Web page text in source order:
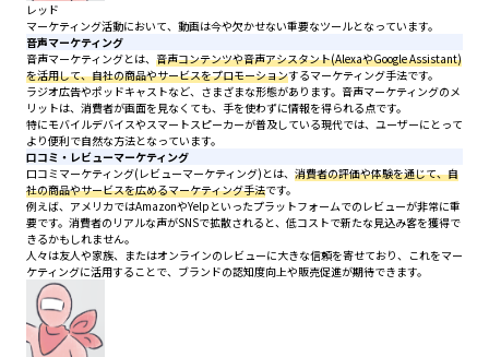
レッド
マーケティング活動において、動画は今や欠かせない重要なツールとなっています。
音声マーケティング
音声マーケティングとは、 音声コンテンツや音声アシスタント(AlexaやGoogle Assistant)
を活用して、自社の商品やサービスをプロモーションするマーケティング手法です。
ラジオ広告やポッドキャストなど、さまざまな形態があります。音声マーケティングのメ
リットは、消費者が画面を見なくても、手を使わずに情報を得られる点です。
特にモバイルデバイスやスマートスピーカーが普及している現代では、ユーザーにとって
より便利で自然な方法となっています。
口コミ・レビューマーケティング
口コミマーケティング(レビューマーケティング)とは、 消費者の評価や体験を通じて、自
社の商品やサービスを広めるマーケティング手法です。
例えば、アメリカではAmazonやYelpといったプラットフォームでのレビューが非常に重
要です。消費者のリアルな声がSNSで拡散されると、低コストで新たな見込み客を獲得で
きるかもしれません。
人々は友人や家族、またはオンラインのレビューに大きな信頼を寄せており、これをマー
ケティングに活用することで、ブランドの認知度向上や販売促進が期待できます。